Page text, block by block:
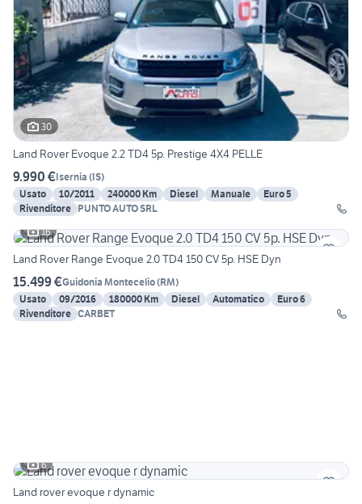
30
Land Rover Evoque 2.2 TD4 5p. Prestige 4X4 PELLE
9.990 €Isernia (IS)
Usato
10/2011 240000 Km Diesel Manuale
Euro 5
Rivenditore PUNTO AUTO SRL
16
Land Rover Range Evoque 2.0 TD4 150 CV 5p. HSE Dyn
15.499 €Guidonia Montecelio(RM)
Usato
09/2016 180000 Km Diesel Automatico
Euro 6
Rivenditore CARBET
6
Land rover evoque r dynamic